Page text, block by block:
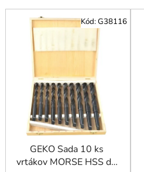
V
GEKO Sada 10 ks
vrtákov MORSE HSS do
Kód:G38116